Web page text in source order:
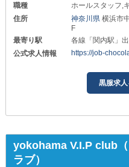
職種
ホールスタッフ,
住所
神奈川県横浜市
F
最寄り駅
各線「関内駅」
公式求人情報
https://job-
黒服求
yokohama V.I.P club
ラブ）